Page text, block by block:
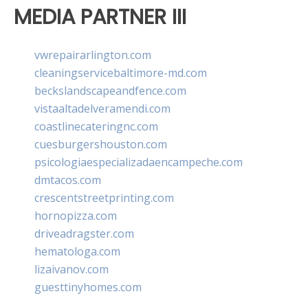
MEDIA PARTNER III
vwrepairarlington.com
cleaningservicebaltimore-md.com
beckslandscapeandfence.com
vistaaltadelveramendi.com
coastlinecateringnc.com
cuesburgershouston.com
psicologiaespecializadaencampeche.com
dmtacos.com
crescentstreetprinting.com
hornopizza.com
driveadragster.com
hematologa.com
lizaivanov.com
guesttinyhomes.com